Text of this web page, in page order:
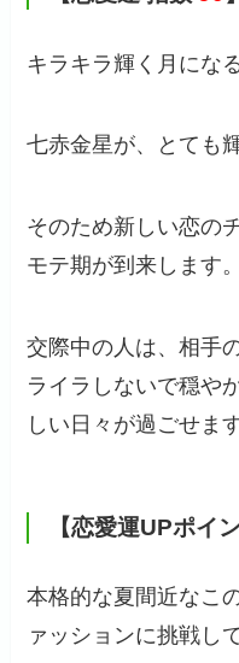
キラキラ輝く月にな
七赤金星が、とても
そのため新しい恋の
モテ期が到来します。
交際中の人は、相手
ライラしないで穏や
しい日々が過ごせます
【恋愛運UPポイン
本格的な夏間近なこ
ァッションに挑戦し